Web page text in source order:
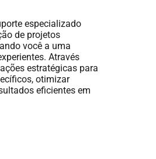
especializado
de projetos
você a uma
Através
estratégicas para
otimizar
eficientes em